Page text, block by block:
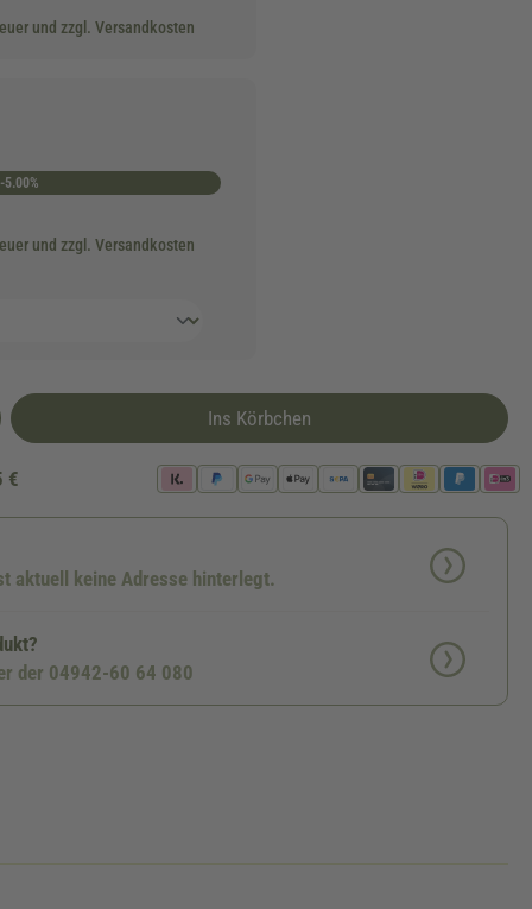
und zzgl. Versandkosten
-5.00%
und zzgl. Versandkosten
Ins Körbchen
€
aktuell keine Adresse hinterlegt.
der 04942-60 64 080